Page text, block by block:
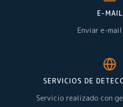
E-MAIL
Enviar e-
SERVICIOS DE
Servicio realizado con